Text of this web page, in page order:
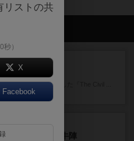
しい投稿
Gamesが出版した『The Civil ...
by Chaco
ー・ブルズ / 火牛陣
リストの共
）
X
Facebook